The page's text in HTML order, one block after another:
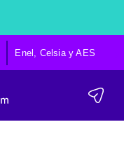
Enel, Celsia y AES